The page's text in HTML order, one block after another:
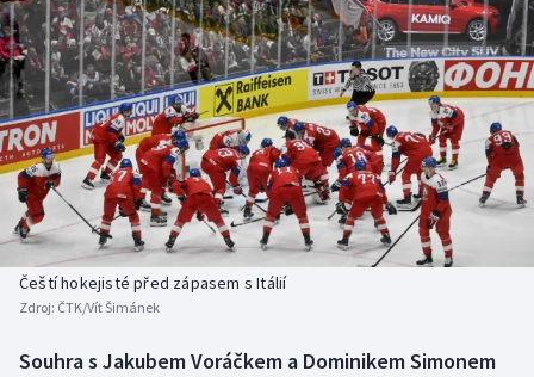
DALŠÍ SPORTY
Americký fotbal
Baseball a softbal
Basketbal
Biatlon
Boby a skeleton
Box
NEPŘEHLÉDNĚTE
Soutěže
Historické návraty
Aplikace ČT sport
AZ kvíz
Čeští hokejisté před zápasem s Itálií
Zdroj: ČTK/Vít Šimánek
Souhra s Jakubem Voráčkem a Dominikem Simonem